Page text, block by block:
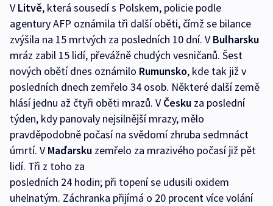
VLitvě, která sousedí s Polskem, policie podle
agentury AFP oznámila tři další oběti, čímž se bilance
zvýšila na 15 mrtvých za posledních 10 dní. VBulharsku
mráz zabil 15 lidí, převážně chudých vesničanů. Šest
nových obětí dnes oznámilo Rumunsko, kde tak již v
posledních dnech zemřelo 34 osob. Některé další země
hlásí jednu až čtyři oběti mrazů. VČesku za poslední
týden, kdy panovaly nejsilnější mrazy, mělo
pravděpodobně počasí na svědomí zhruba sedmnáct
úmrtí. VMaďarsku zemřelo za mrazivého počasí již pět
lidí. Tři z toho za
posledních 24 hodin; při topení se udusili oxidem
uhelnatým. Záchranka přijímá o 20 procent více volání